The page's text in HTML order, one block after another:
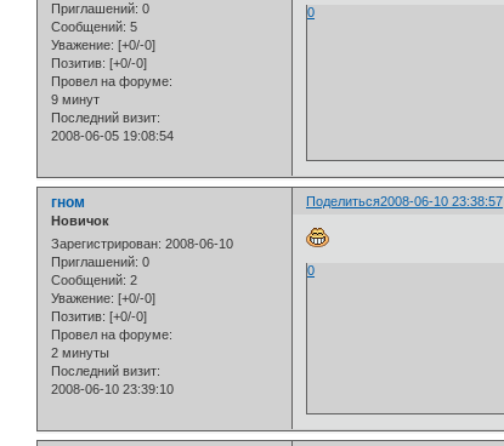
Приглашений: 0
Сообщений: 5
Уважение: [+0/-0]
Позитив: [+0/-0]
Провел на форуме:
9 минут
Последний визит:
2008-06-05 19:08:54
0
Поделиться2008-06-10 23:38:57
гном
Новичок
Зарегистрирован: 2008-06-10
Приглашений: 0
Сообщений: 2
Уважение: [+0/-0]
Позитив: [+0/-0]
Провел на форуме:
2 минуты
Последний визит:
2008-06-10 23:39:10
0